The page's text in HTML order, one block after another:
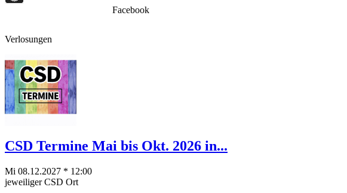
Facebook
Verlosungen
CSD Termine Mai bis Okt. 2026 in...
Mi 08.12.2027 * 12:00
jeweiliger CSD Ort